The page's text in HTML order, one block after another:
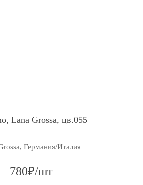
Lana Grossa, цв.055
Германия/Италия
780₽/шт